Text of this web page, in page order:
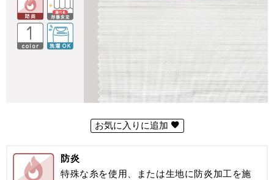
お気に入りに追加
防炎
特殊な糸を使用、または生地に防炎加工を施